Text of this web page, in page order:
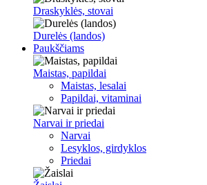
Draskyklės, stovai
Durelės (landos)
Paukščiams
Maistas, papildai
Maistas, lesalai
Papildai, vitaminai
Narvai ir priedai
Narvai
Lesyklos, girdyklos
Priedai